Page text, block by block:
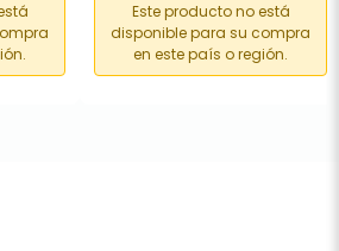
Este producto no está
disponible para su compra
en este país o región.